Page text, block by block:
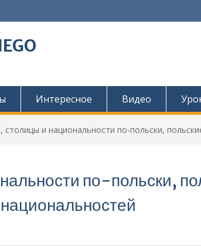
Интересное Видео
столицы и национальности по-польски,
по-польски,